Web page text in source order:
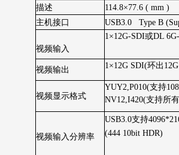
描述
114.8×77.6 ( mm )
主机接口
USB3.0 Type B
视频输入
1×12G-SDI或DL
视频输出 1×12G SDI(环出
视频显示格式
YUY2,P010(支持
NV12,I420(支持所
视频输入分辨率
USB3.0支持
(444 10bit HDR)